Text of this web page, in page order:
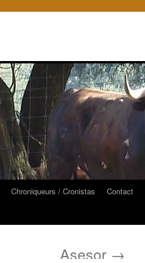
Chroniqueurs / Cronistas
Contact
Asesor →